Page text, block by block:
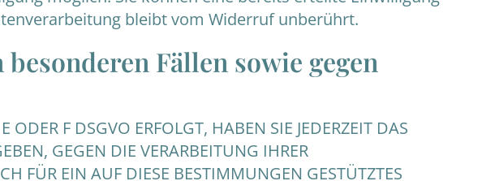
bleibt vom Widerruf unberührt.
Fällen sowie gegen
F DSGVO ERFOLGT, HABEN SIE JEDERZEIT DAS
GEGEN DIE VERARBEITUNG IHRER
FÜR EIN AUF DIESE BESTIMMUNGEN GESTÜTZTES